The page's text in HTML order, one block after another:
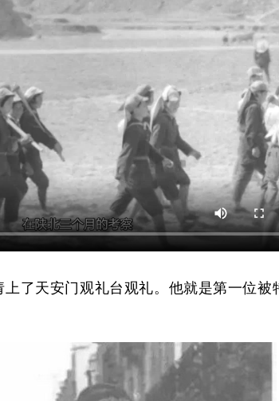
天安门观礼台观礼。他就是第一位被